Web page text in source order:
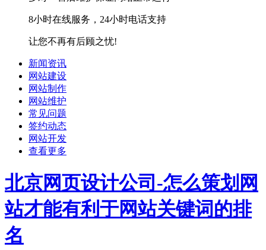
8小时在线服务，24小时电话支持
让您不再有后顾之忧!
新闻资讯
网站建设
网站制作
网站维护
常见问题
签约动态
网站开发
查看更多
北京网页设计公司-怎么策划网
站才能有利于网站关键词的排
名